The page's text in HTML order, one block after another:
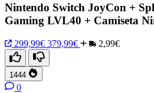
Nintendo Switch JoyCon +
Gaming LVL40 + Camiseta
299,99€ 379,99€ 2,99€
1444
0